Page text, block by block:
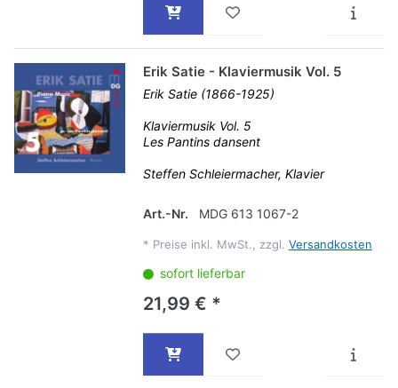
Erik Satie - Klaviermusik Vol. 5
Erik Satie (1866-1925)
Klaviermusik Vol. 5
Les Pantins dansent
Steffen Schleiermacher, Klavier
Art.-Nr. MDG 613 1067-2
* Preise inkl. MwSt., zzgl. Versandkosten
sofort lieferbar
21,99 € *